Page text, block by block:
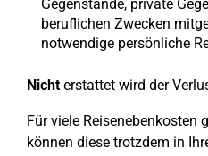
Gegenstände, private
beruflichen Zwecken
notwendige persönliche
Nichterstattet wird der
Für viele Reisenebenkosten
können diese trotzdem in